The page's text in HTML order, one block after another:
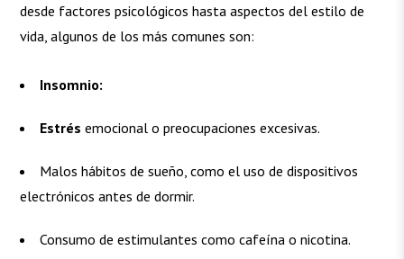
desde factores psicológicos hasta aspectos del estilo de
vida, algunos de los más comunes son:
Insomnio:
Estrés emocional o preocupaciones excesivas.
Malos hábitos de sueño, como el uso de dispositivos
electrónicos antes de dormir.
Consumo de estimulantes como cafeína o nicotina.